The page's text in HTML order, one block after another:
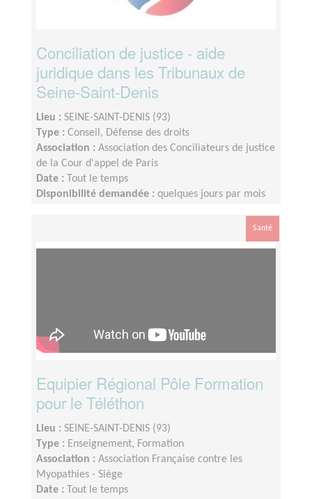
Conciliation de justice - aide
juridique dans les Tribunaux de
Seine-Saint-Denis
Lieu : SEINE-SAINT-DENIS (93)
Type : Conseil, Défense des droits
Association : Association des Conciliateurs de justice
de la Cour d'appel de Paris
Date :
Tout le temps
Disponibilité demandée : quelques jours par mois
Santé
Equipier Régional Pôle Formation
pour le Téléthon
Lieu : SEINE-SAINT-DENIS (93)
Type : Enseignement, Formation
Association : Association Française contre les
Myopathies - Siège
Date :
Tout le temps